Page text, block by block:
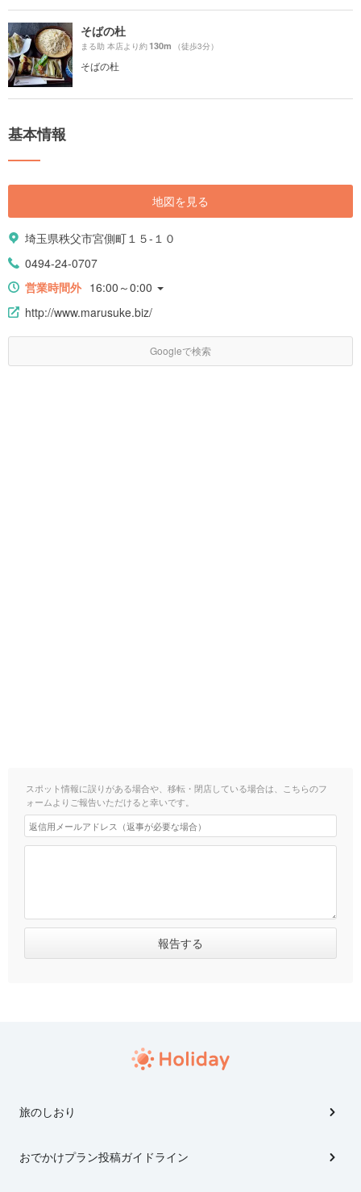
そばの杜
まる助 本店より約130m （徒歩3分）
そばの杜
基本情報
地図を見る
埼玉県秩父市宮側町１５-１０
0494-24-0707
営業時間外 16:00～0:00
http://www.marusuke.biz/
Googleで検索
スポット情報に誤りがある場合や、移転・閉店している場合は、こちらのフ
ォームよりご報告いただけると幸いです。
旅のしおり
おでかけプラン投稿ガイドライン